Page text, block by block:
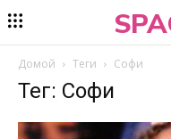
Домой Теги Софи
Тег: Софи